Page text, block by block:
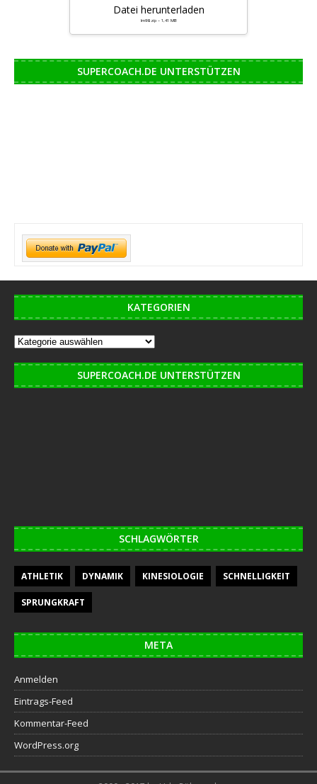
Datei herunterladen
lm98.zip – 1,41 MB
SUPERCOACH.DE UNTERSTÜTZEN
KATEGORIEN
SUPERCOACH.DE UNTERSTÜTZEN
SCHLAGWÖRTER
ATHLETIK DYNAMIK KINESIOLOGIE SCHNELLIGKEIT
SPRUNGKRAFT
META
Anmelden
Eintrags-Feed
Kommentar-Feed
WordPress.org